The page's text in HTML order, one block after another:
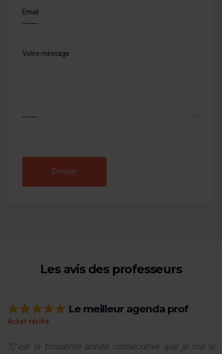
Envoyer
Les avis des professeurs
Le meilleur agenda prof
Achat vérifié
"C’est la troisième année consécutive que je me le